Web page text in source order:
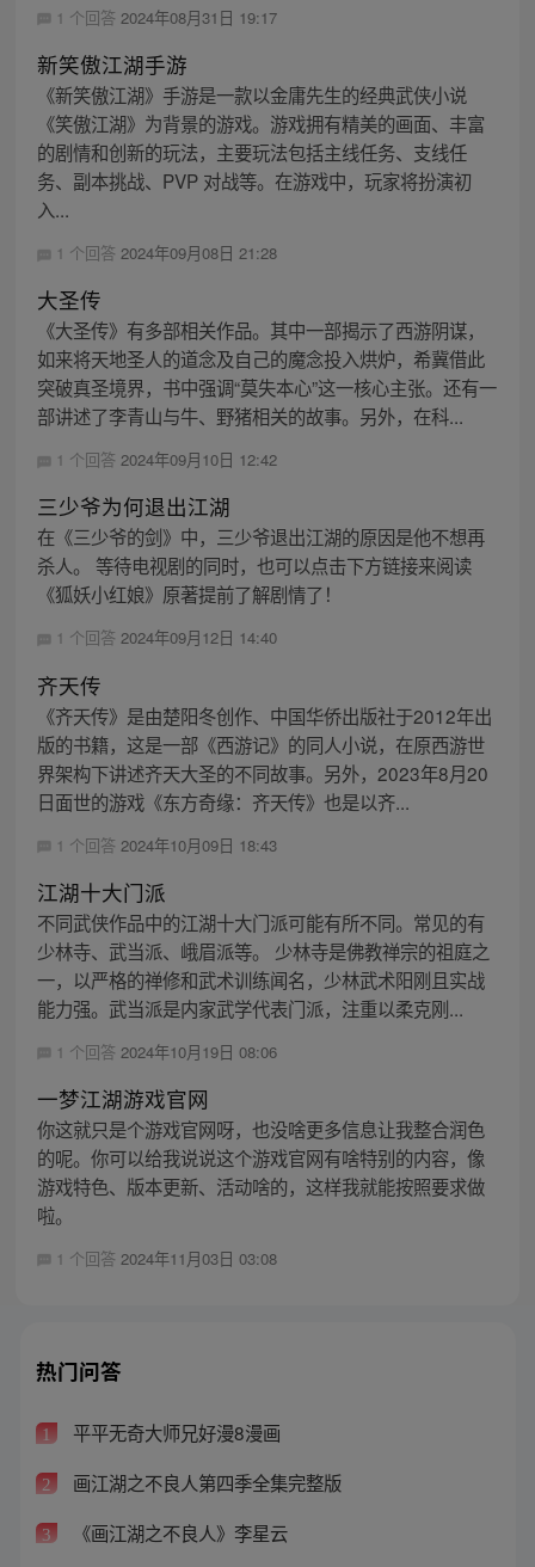
1 个回答 2024年08月31日 19:17
新笑傲江湖手游
《新笑傲江湖》手游是一款以金庸先生的经典武侠小说
《笑傲江湖》为背景的游戏。游戏拥有精美的画面、丰富
的剧情和创新的玩法，主要玩法包括主线任务、支线任
务、副本挑战、PVP 对战等。在游戏中，玩家将扮演初
入...
1 个回答 2024年09月08日 21:28
大圣传
《大圣传》有多部相关作品。其中一部揭示了西游阴谋，
如来将天地圣人的道念及自己的魔念投入烘炉，希冀借此
突破真圣境界，书中强调“莫失本心”这一核心主张。还有一
部讲述了李青山与牛、野猪相关的故事。另外，在科...
1 个回答 2024年09月10日 12:42
三少爷为何退出江湖
在《三少爷的剑》中，三少爷退出江湖的原因是他不想再
杀人。 等待电视剧的同时，也可以点击下方链接来阅读
《狐妖小红娘》原著提前了解剧情了！
1 个回答 2024年09月12日 14:40
齐天传
《齐天传》是由楚阳冬创作、中国华侨出版社于2012年出
版的书籍，这是一部《西游记》的同人小说，在原西游世
界架构下讲述齐天大圣的不同故事。另外，2023年8月20
日面世的游戏《东方奇缘：齐天传》也是以齐...
1 个回答 2024年10月09日 18:43
江湖十大门派
不同武侠作品中的江湖十大门派可能有所不同。常见的有
少林寺、武当派、峨眉派等。 少林寺是佛教禅宗的祖庭之
一，以严格的禅修和武术训练闻名，少林武术阳刚且实战
能力强。武当派是内家武学代表门派，注重以柔克刚...
1 个回答 2024年10月19日 08:06
一梦江湖游戏官网
你这就只是个游戏官网呀，也没啥更多信息让我整合润色
的呢。你可以给我说说这个游戏官网有啥特别的内容，像
游戏特色、版本更新、活动啥的，这样我就能按照要求做
啦。
1 个回答 2024年11月03日 03:08
热门问答
1 平平无奇大师兄好漫8漫画
2 画江湖之不良人第四季全集完整版
3 《画江湖之不良人》李星云